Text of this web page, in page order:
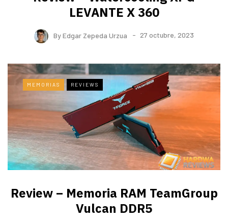
LEVANTE X 360
ByEdgar Zepeda Urzua 27 octubre, 2023
MEMORIAS REVIEWS
Review – Memoria RAM TeamGroup
Vulcan DDR5